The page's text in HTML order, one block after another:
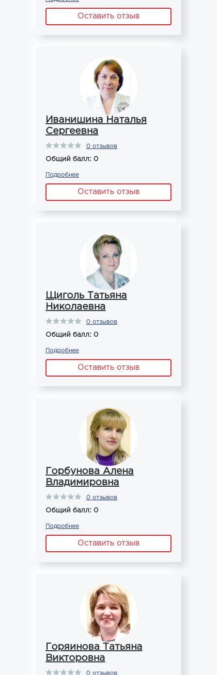
Оставить отзыв
Иванишина Наталья
Сергеевна
0 отзывов
Общий балл: 0
Подробнее
Оставить отзыв
Щиголь Татьяна
Николаевна
0 отзывов
Общий балл: 0
Подробнее
Оставить отзыв
Горбунова Алена
Владимировна
0 отзывов
Общий балл: 0
Подробнее
Оставить отзыв
Горяинова Татьяна
Викторовна
0 отзывов